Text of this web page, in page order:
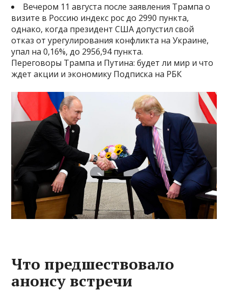
Вечером 11 августа после заявления Трампа о
визите в Россию индекс рос до 2990 пункта,
однако, когда президент США допустил свой
отказ от урегулирования конфликта на Украине,
упал на 0,16%, до 2956,94 пункта.
Переговоры Трампа и Путина: будет ли мир и что
ждет акции и экономику Подписка на РБК
Что предшествовало
анонсу встречи